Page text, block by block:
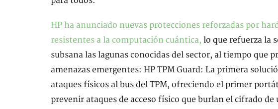
HP ha anunciado nuevas protecciones reforzadas por
resistentes a la computación cuántica, lo que refuerza la
subsana las lagunas conocidas del sector, al tiempo que
amenazas emergentes: HP TPM Guard: La primera
ataques físicos al bus del TPM, ofreciendo el primer
prevenir ataques de acceso físico que burlan el cifrado